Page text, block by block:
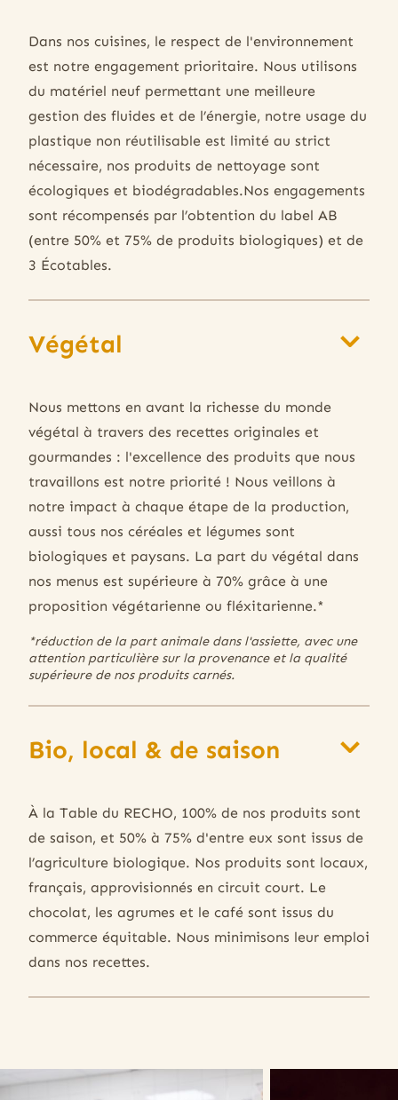
Dans nos cuisines, le respect de l'environnement
est notre engagement prioritaire. Nous utilisons
du matériel neuf permettant une meilleure
gestion des fluides et de l’énergie, notre usage du
plastique non réutilisable est limité au strict
nécessaire, nos produits de nettoyage sont
écologiques et biodégradables.Nos engagements
sont récompensés par l’obtention du label AB
(entre 50% et 75% de produits biologiques) et de
3 Écotables.
Végétal
Nous mettons en avant la richesse du monde
végétal à travers des recettes originales et
gourmandes : l'excellence des produits que nous
travaillons est notre priorité ! Nous veillons à
notre impact à chaque étape de la production,
aussi tous nos céréales et légumes sont
biologiques et paysans. La part du végétal dans
nos menus est supérieure à 70% grâce à une
proposition végétarienne ou fléxitarienne.*
*réduction de la part animale dans l'assiette, avec une
attention particulière sur la provenance et la qualité
supérieure de nos produits carnés.
Bio, local & de saison
À la Table du RECHO, 100% de nos produits sont
de saison, et 50% à 75% d'entre eux sont issus de
l’agriculture biologique. Nos produits sont locaux,
français, approvisionnés en circuit court. Le
chocolat, les agrumes et le café sont issus du
commerce équitable. Nous minimisons leur emploi
dans nos recettes.